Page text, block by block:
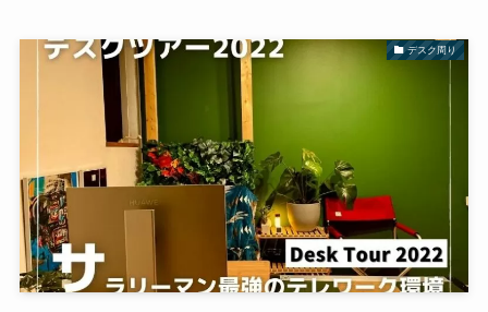
デスク周り